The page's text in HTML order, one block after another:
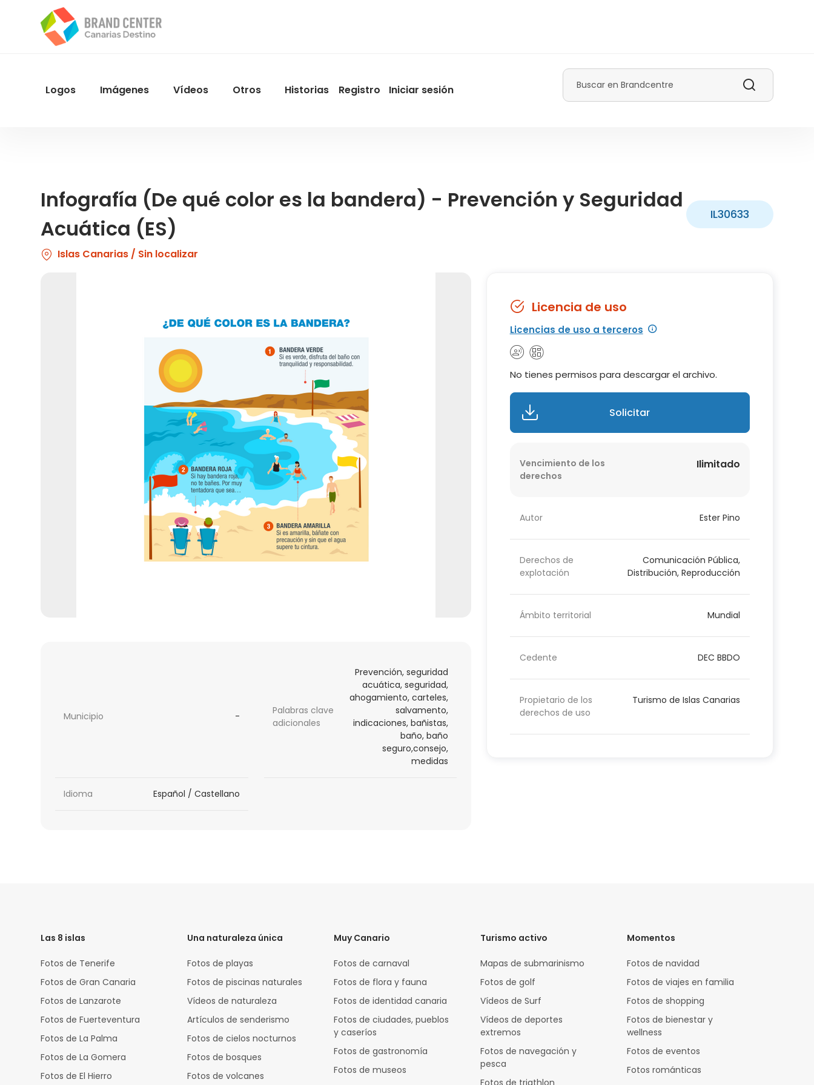
contenido
Menu
Logos Imágenes Vídeos Otros Historias
User
Registro Iniciar sesión
Buscar
Infografía (De qué color es la bandera) - Prevención y Seguridad
Acuática (ES)
IL30633
Islas Canarias / Sin localizar
Municipio -
Palabras clave
adicionales
Prevención, seguridad
acuática, seguridad,
ahogamiento, carteles,
salvamento,
indicaciones, bañistas,
baño, baño
seguro,consejo,
medidas
Idioma Español / Castellano
Licencia de uso
Licencias de uso a terceros
No tienes permisos para descargar el archivo.
Solicitar
Vencimiento de los
derechos
Ilimitado
Autor Ester Pino
Derechos de
explotación
Comunicación Pública,
Distribución, Reproducción
Ámbito territorial Mundial
Cedente DEC BBDO
Propietario de los
derechos de uso
Turismo de Islas Canarias
Las 8 islas
Fotos de Tenerife
Fotos de Gran Canaria
Fotos de Lanzarote
Fotos de Fuerteventura
Fotos de La Palma
Fotos de La Gomera
Fotos de El Hierro
Una naturaleza única
Fotos de playas
Fotos de piscinas naturales
Vídeos de naturaleza
Artículos de senderismo
Fotos de cielos nocturnos
Fotos de bosques
Fotos de volcanes
Muy Canario
Fotos de carnaval
Fotos de flora y fauna
Fotos de identidad canaria
Fotos de ciudades, pueblos
y caseríos
Fotos de gastronomía
Fotos de museos
Turismo activo
Mapas de submarinismo
Fotos de golf
Vídeos de Surf
Vídeos de deportes
extremos
Fotos de navegación y
pesca
Fotos de triathlon
Momentos
Fotos de navidad
Fotos de viajes en familia
Fotos de shopping
Fotos de bienestar y
wellness
Fotos de eventos
Fotos románticas